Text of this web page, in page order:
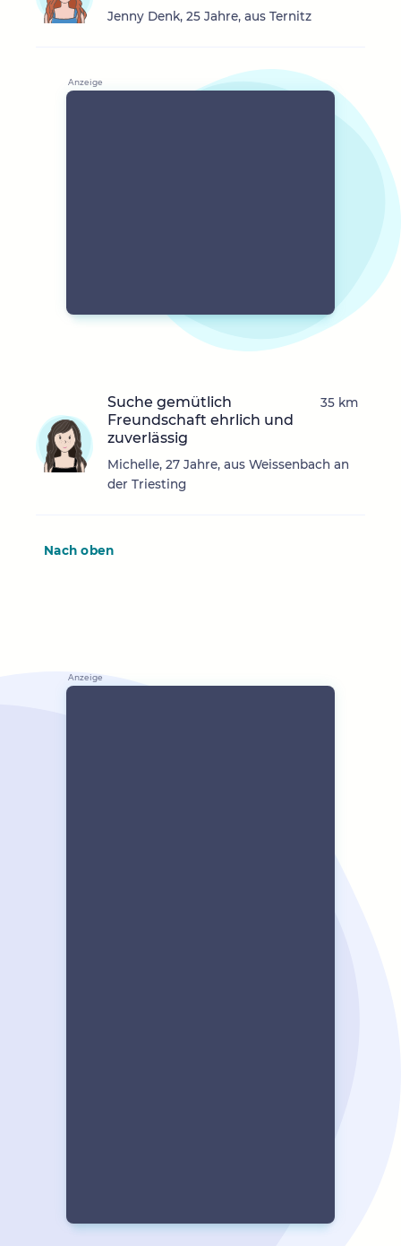
Jenny Denk, 25 Jahre, aus Ternitz
Suche gemütlich
Freundschaft ehrlich und
zuverlässig
Michelle, 27 Jahre, aus Weissenbach an
der Triesting
35 km
Nach oben